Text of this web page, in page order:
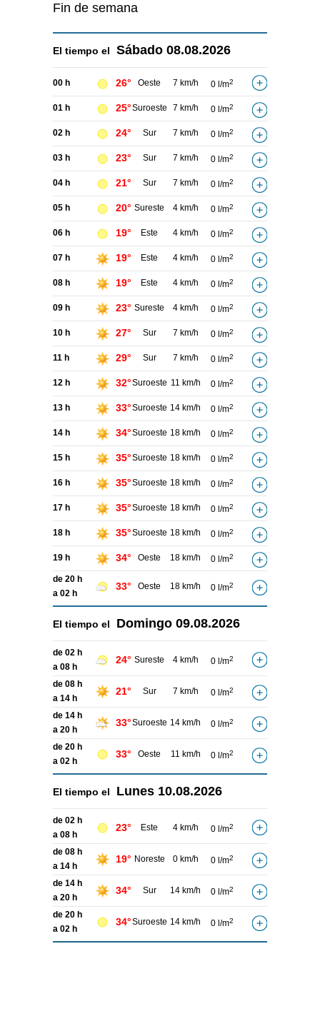
Fin de semana
El tiempo el Sábado 08.08.2026
00 h 26° Oeste 7 km/h 0 l/m2
01 h 25°Suroeste 7 km/h 0 l/m2
02 h 24° Sur 7 km/h 0 l/m2
03 h 23° Sur 7 km/h 0 l/m2
04 h 21° Sur 7 km/h 0 l/m2
05 h 20° Sureste 4 km/h 0 l/m2
06 h 19° Este 4 km/h 0 l/m2
07 h 19° Este 4 km/h 0 l/m2
08 h 19° Este 4 km/h 0 l/m2
09 h 23° Sureste 4 km/h 0 l/m2
10 h 27° Sur 7 km/h 0 l/m2
11 h 29° Sur 7 km/h 0 l/m2
12 h 32°Suroeste 11 km/h 0 l/m2
13 h 33°Suroeste 14 km/h 0 l/m2
14 h 34°Suroeste 18 km/h 0 l/m2
15 h 35°Suroeste 18 km/h 0 l/m2
16 h 35°Suroeste 18 km/h 0 l/m2
17 h 35°Suroeste 18 km/h 0 l/m2
18 h 35°Suroeste 18 km/h 0 l/m2
19 h 34° Oeste 18 km/h 0 l/m2
de 20 h
a 02 h
33° Oeste 18 km/h 0 l/m2
El tiempo el Domingo 09.08.2026
de 02 h
a 08 h
24° Sureste 4 km/h 0 l/m2
de 08 h
a 14 h
21° Sur 7 km/h 0 l/m2
de 14 h
a 20 h
33°Suroeste 14 km/h 0 l/m2
de 20 h
a 02 h
33° Oeste 11 km/h 0 l/m2
El tiempo el Lunes 10.08.2026
de 02 h
a 08 h
23° Este 4 km/h 0 l/m2
de 08 h
a 14 h
19° Noreste 0 km/h 0 l/m2
de 14 h
a 20 h
34° Sur 14 km/h 0 l/m2
de 20 h
a 02 h
34°Suroeste 14 km/h 0 l/m2